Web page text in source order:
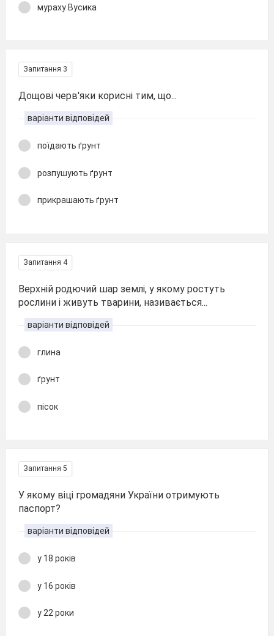
мураху Вусика
Запитання 3
Дощові черв'яки корисні тим, що...
варіанти відповідей
поїдають ґрунт
розпушують ґрунт
прикрашають ґрунт
Запитання 4
Верхній родючий шар землі, у якому ростуть
рослини і живуть тварини, називається...
варіанти відповідей
глина
ґрунт
пісок
Запитання 5
У якому віці громадяни України отримують
паспорт?
варіанти відповідей
у 18 років
у 16 років
у 22 роки